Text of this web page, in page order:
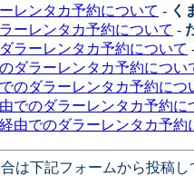
レンタカ予約について - く
ーレンタカ予約について -
ラーレンタカ予約について
ダラーレンタカ予約につい
のダラーレンタカ予約につ
でのダラーレンタカ予約に
由でのダラーレンタカ予約
は下記フォームから投稿し